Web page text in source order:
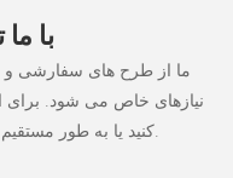
با
ما از طرح های سفارشی و
نیازهای خاص می شود. برای